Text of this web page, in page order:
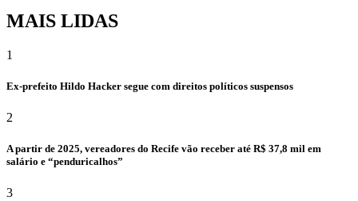
MAIS LIDAS
1
Ex-prefeito Hildo Hacker segue com direitos políticos suspensos
2
A partir de 2025, vereadores do Recife vão receber até R$ 37,8 mil em
salário e “penduricalhos”
3